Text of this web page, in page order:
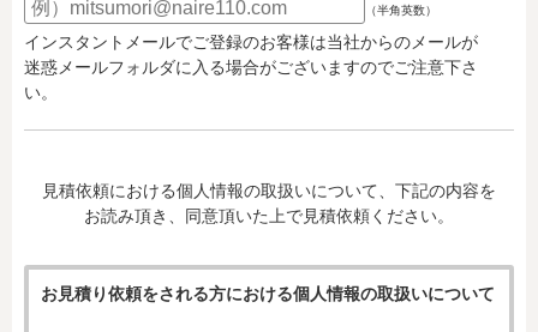
（半角英数）
インスタントメールでご登録のお客様は当社からのメールが
迷惑メールフォルダに入る場合がございますのでご注意下さ
い。
見積依頼における個人情報の取扱いについて、下記の内容を
お読み頂き、同意頂いた上で見積依頼ください。
お見積り依頼をされる方における個人情報の取扱いについて